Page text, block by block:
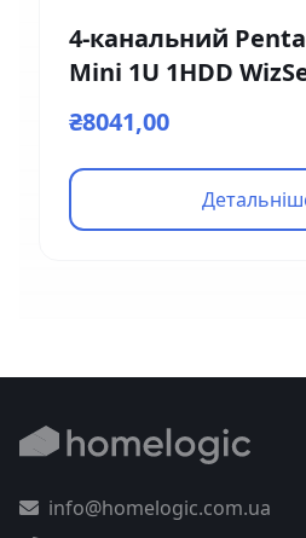
4-канальний
Mini 1U 1HDD
DH-XVR5104HE-4KL-
₴8041,00
info@homelogic.com.ua